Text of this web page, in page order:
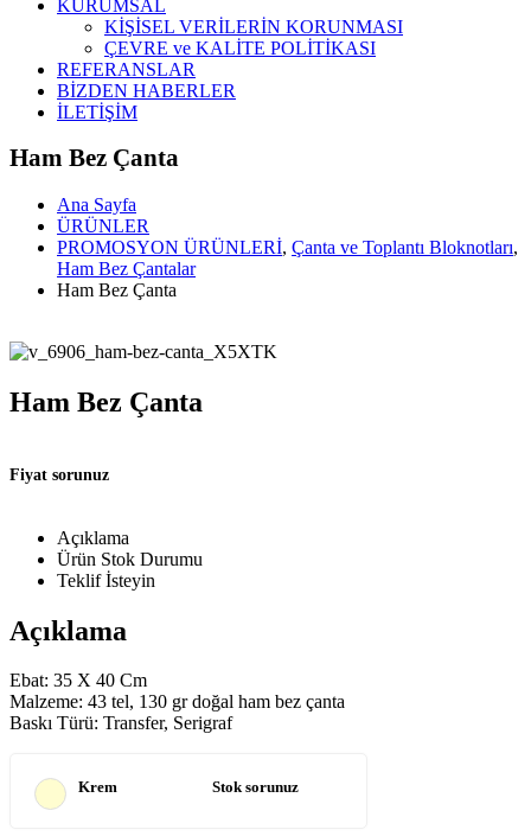
KURUMSAL
KİŞİSEL VERİLERİN KORUNMASI
ÇEVRE ve KALİTE POLİTİKASI
REFERANSLAR
BİZDEN HABERLER
İLETİŞİM
Ham Bez Çanta
Ana Sayfa
ÜRÜNLER
PROMOSYON ÜRÜNLERİ, Çanta ve Toplantı Bloknotları,
Ham Bez Çantalar
Ham Bez Çanta
Ham Bez Çanta
Fiyat sorunuz
Açıklama
Ürün Stok Durumu
Teklif İsteyin
Açıklama
Ebat: 35 X 40 Cm
Malzeme: 43 tel, 130 gr doğal ham bez çanta
Baskı Türü: Transfer, Serigraf
Krem Stok sorunuz